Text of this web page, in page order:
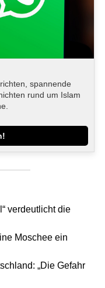
spannende
rund um Islam
verdeutlicht die
Moschee ein
„Die Gefahr